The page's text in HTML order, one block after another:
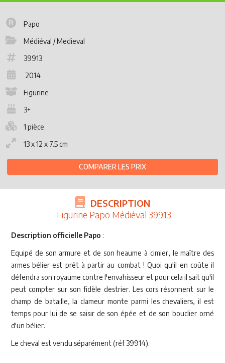
Papo
Médiéval / Medieval
39913
2014
Figurine
3+
1 pièce
13 x 12 x 7.5 cm
COMPARER LES PRIX
DESCRIPTION
Figurine Papo Médiéval 39913
Description officielle Papo :
Equipé de son armure et de son heaume à cimier, le maître des
armes bélier est prêt à partir au combat ! Quoi qu'il en coûte il
défendra son royaume contre l'envahisseur et pour cela il sait qu'il
peut compter sur son fidèle destrier. Les cors résonnent sur le
champ de bataille, la clameur monte parmi les chevaliers, il est
temps pour lui de se saisir de son épée et de son bouclier orné
d'un bélier.
Le cheval est vendu séparément (réf 39914).